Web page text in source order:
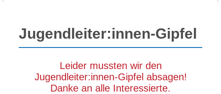
Jugendleiter:innen-Gipfel
Leider mussten wir den
Jugendleiter:innen-Gipfel absagen!
Danke an alle Interessierte.